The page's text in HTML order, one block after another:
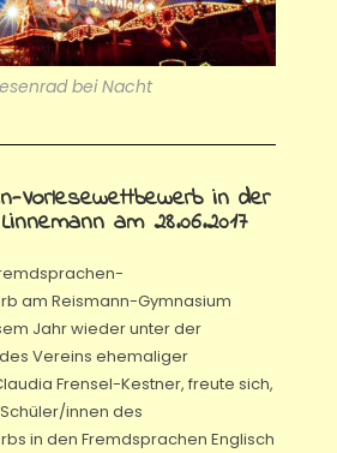
bei Nacht
Vorlesewettbewerb in der
am 28.06.2017
am Reismann-Gymnasium
Jahr wieder unter der
Vereins ehemaliger
Frensel-Kestner, freute sich,
innen des
in den Fremdsprachen Englisch